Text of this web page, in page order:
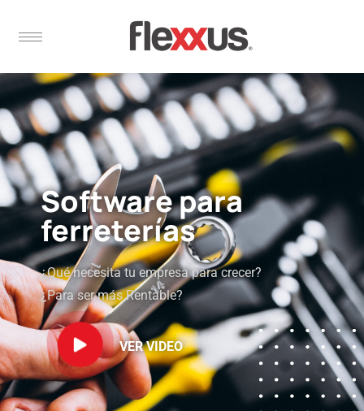
Software para
ferreterías
¿Qué necesita tu empresa para crecer?
¿Para ser más Rentable?
VER VIDEO